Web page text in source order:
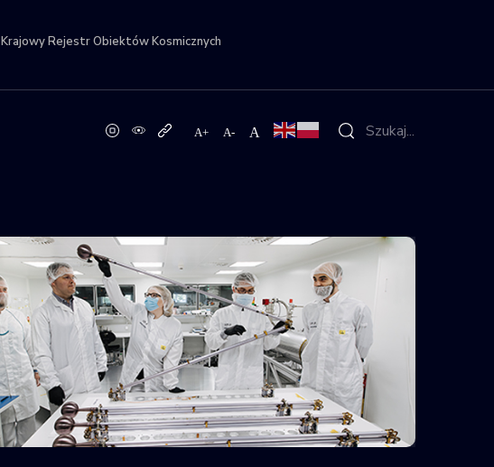
Krajowy Rejestr Obiektów Kosmicznych